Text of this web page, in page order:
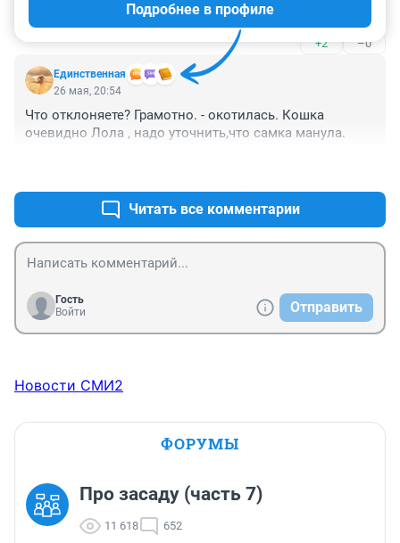
+2 –0
Единственная
Подробнее в профиле
26 мая, 20:54
Что отклоняете? Грамотно. - окотилась. Кошка
очевидно Лола , надо уточнить,что самка манула.
Читать все комментарии
Гость
Войти
Отправить
Новости СМИ2
ФОРУМЫ
Про засаду (часть 7)
11 618 652